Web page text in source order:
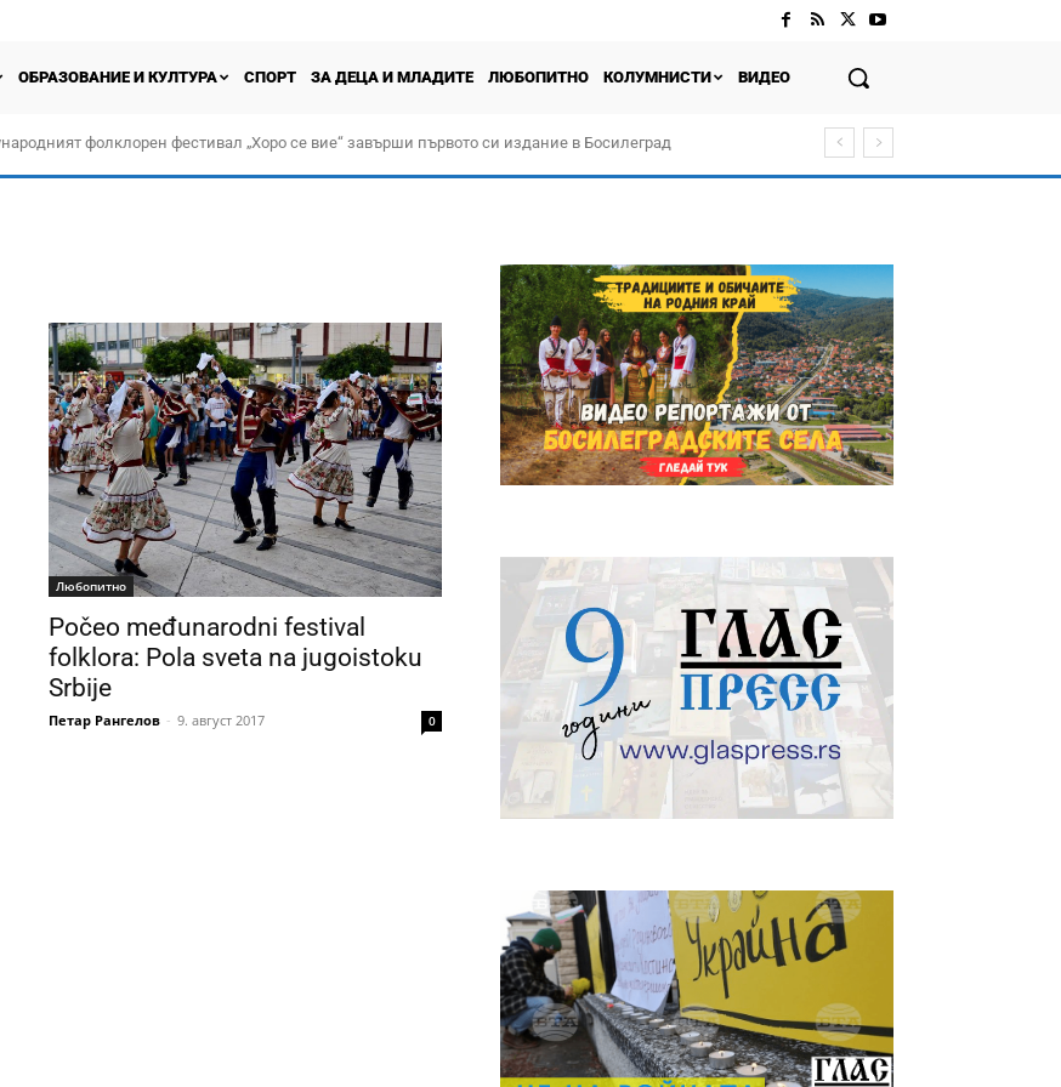
ОБРАЗОВАНИЕ И КУЛТУРА СПОРТ ЗА ДЕЦА И МЛАДИТЕ ЛЮБОПИТНО КОЛУМНИСТИ ВИДЕО
фолклорен фестивал „Хоро се вие“ завърши първото си издание в Босилеград
Любопитно
Počeo međunarodni festival
folklora: Pola sveta na jugoistoku
Srbije
Петар Рангелов - 9. август 2017 0